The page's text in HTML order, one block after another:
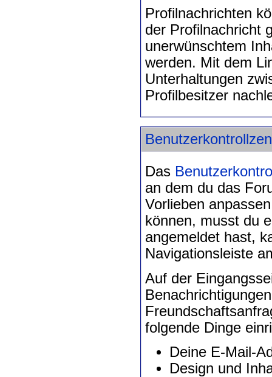
Profilnachrichten
der Profilnachricht
unerwünschtem
werden. Mit dem
Unterhaltungen
Profilbesitzer
Das
an dem du das
Vorlieben
können, musst du
angemeldet hast,
Navigationsleiste
Auf der
folgende Dinge
Deine E-Mail-
Design und